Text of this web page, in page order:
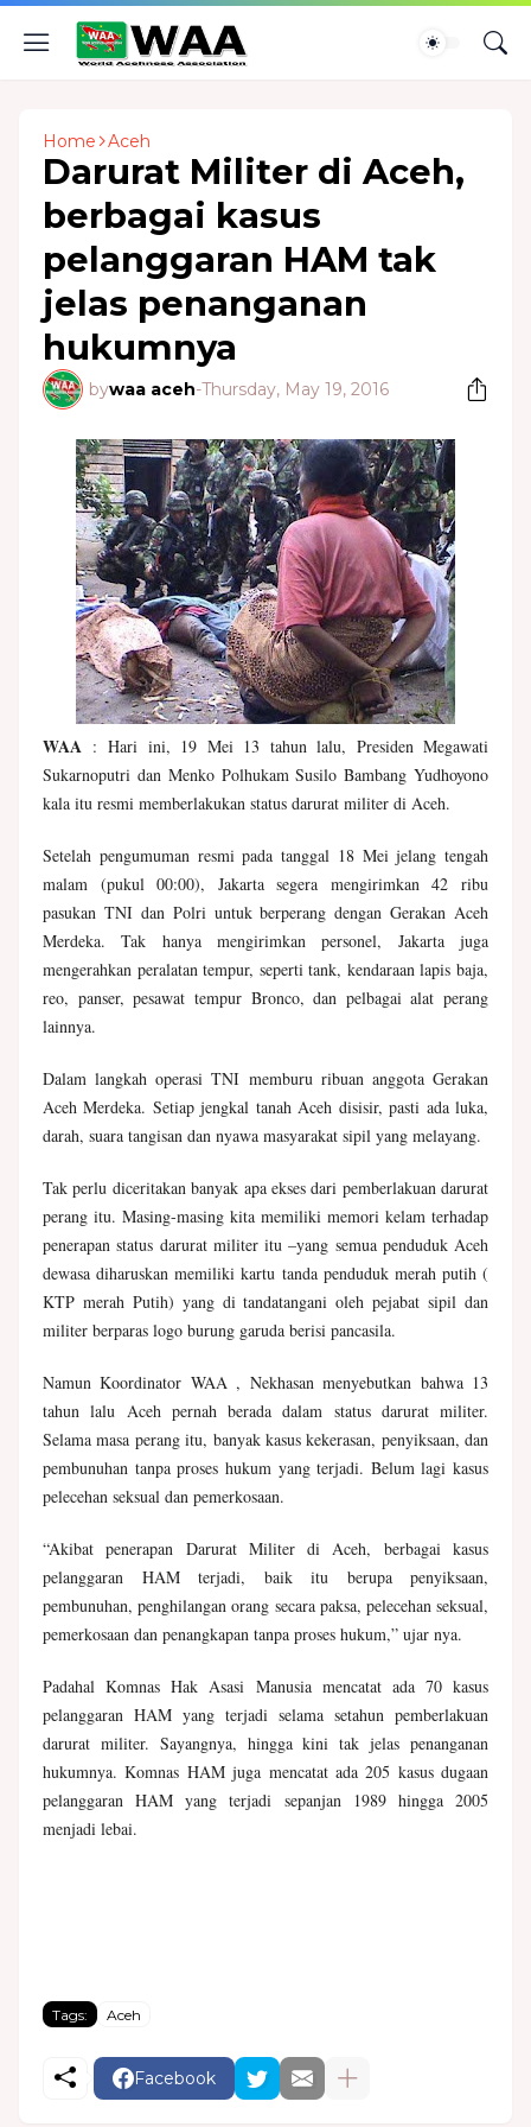
Home Aceh
Darurat Militer di Aceh,
berbagai kasus
pelanggaran HAM tak
jelas penanganan
hukumnya
bywaa aceh-Thursday, May 19, 2016
WAA : Hari ini, 19 Mei 13 tahun lalu, Presiden Megawati
Sukarnoputri dan Menko Polhukam Susilo Bambang Yudhoyono
kala itu resmi memberlakukan status darurat militer di Aceh.
Setelah pengumuman resmi pada tanggal 18 Mei jelang tengah
malam (pukul 00:00), Jakarta segera mengirimkan 42 ribu
pasukan TNI dan Polri untuk berperang dengan Gerakan Aceh
Merdeka. Tak hanya mengirimkan personel, Jakarta juga
mengerahkan peralatan tempur, seperti tank, kendaraan lapis baja,
reo, panser, pesawat tempur Bronco, dan pelbagai alat perang
lainnya.
Dalam langkah operasi TNI memburu ribuan anggota Gerakan
Aceh Merdeka. Setiap jengkal tanah Aceh disisir, pasti ada luka,
darah, suara tangisan dan nyawa masyarakat sipil yang melayang.
Tak perlu diceritakan banyak apa ekses dari pemberlakuan darurat
perang itu. Masing-masing kita memiliki memori kelam terhadap
penerapan status darurat militer itu –yang semua penduduk Aceh
dewasa diharuskan memiliki kartu tanda penduduk merah putih (
KTP merah Putih) yang di tandatangani oleh pejabat sipil dan
militer berparas logo burung garuda berisi pancasila.
NamunKoordinator WAA , Nekhasan menyebutkan bahwa 13
tahun lalu Aceh pernah berada dalam status darurat militer.
Selama masa perang itu, banyak kasus kekerasan, penyiksaan, dan
pembunuhan tanpa proses hukum yang terjadi. Belum lagi kasus
pelecehan seksual dan pemerkosaan.
“Akibat penerapan Darurat Militer di Aceh, berbagai kasus
pelanggaran HAM terjadi, baik itu berupa penyiksaan,
pembunuhan, penghilangan orang secara paksa, pelecehan seksual,
pemerkosaan dan penangkapan tanpa proses hukum,” ujar nya.
Padahal Komnas Hak Asasi Manusia mencatat ada 70 kasus
pelanggaran HAM yang terjadi selama setahun pemberlakuan
darurat militer. Sayangnya, hingga kini tak jelas penanganan
hukumnya. Komnas HAM juga mencatat ada 205 kasus dugaan
pelanggaran HAM yang terjadi sepanjan 1989 hingga 2005
menjadi lebai.
Tags: Aceh
Facebook